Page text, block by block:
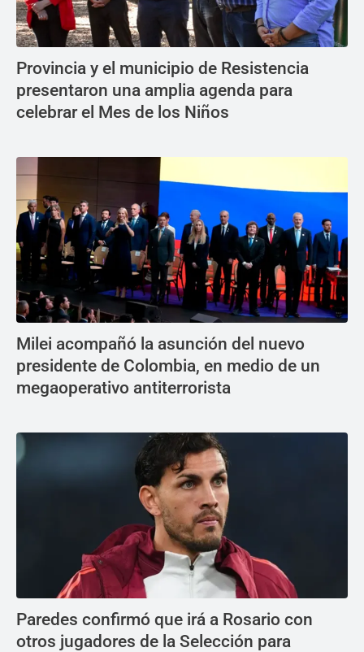
Provincia y el municipio de Resistencia
presentaron una amplia agenda para
celebrar el Mes de los Niños
Milei acompañó la asunción del nuevo
presidente de Colombia, en medio de un
megaoperativo antiterrorista
Paredes confirmó que irá a Rosario con
otros jugadores de la Selección para